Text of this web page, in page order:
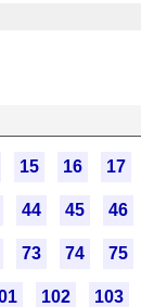
15 16 17
44 45 46
73 74 75
102 103